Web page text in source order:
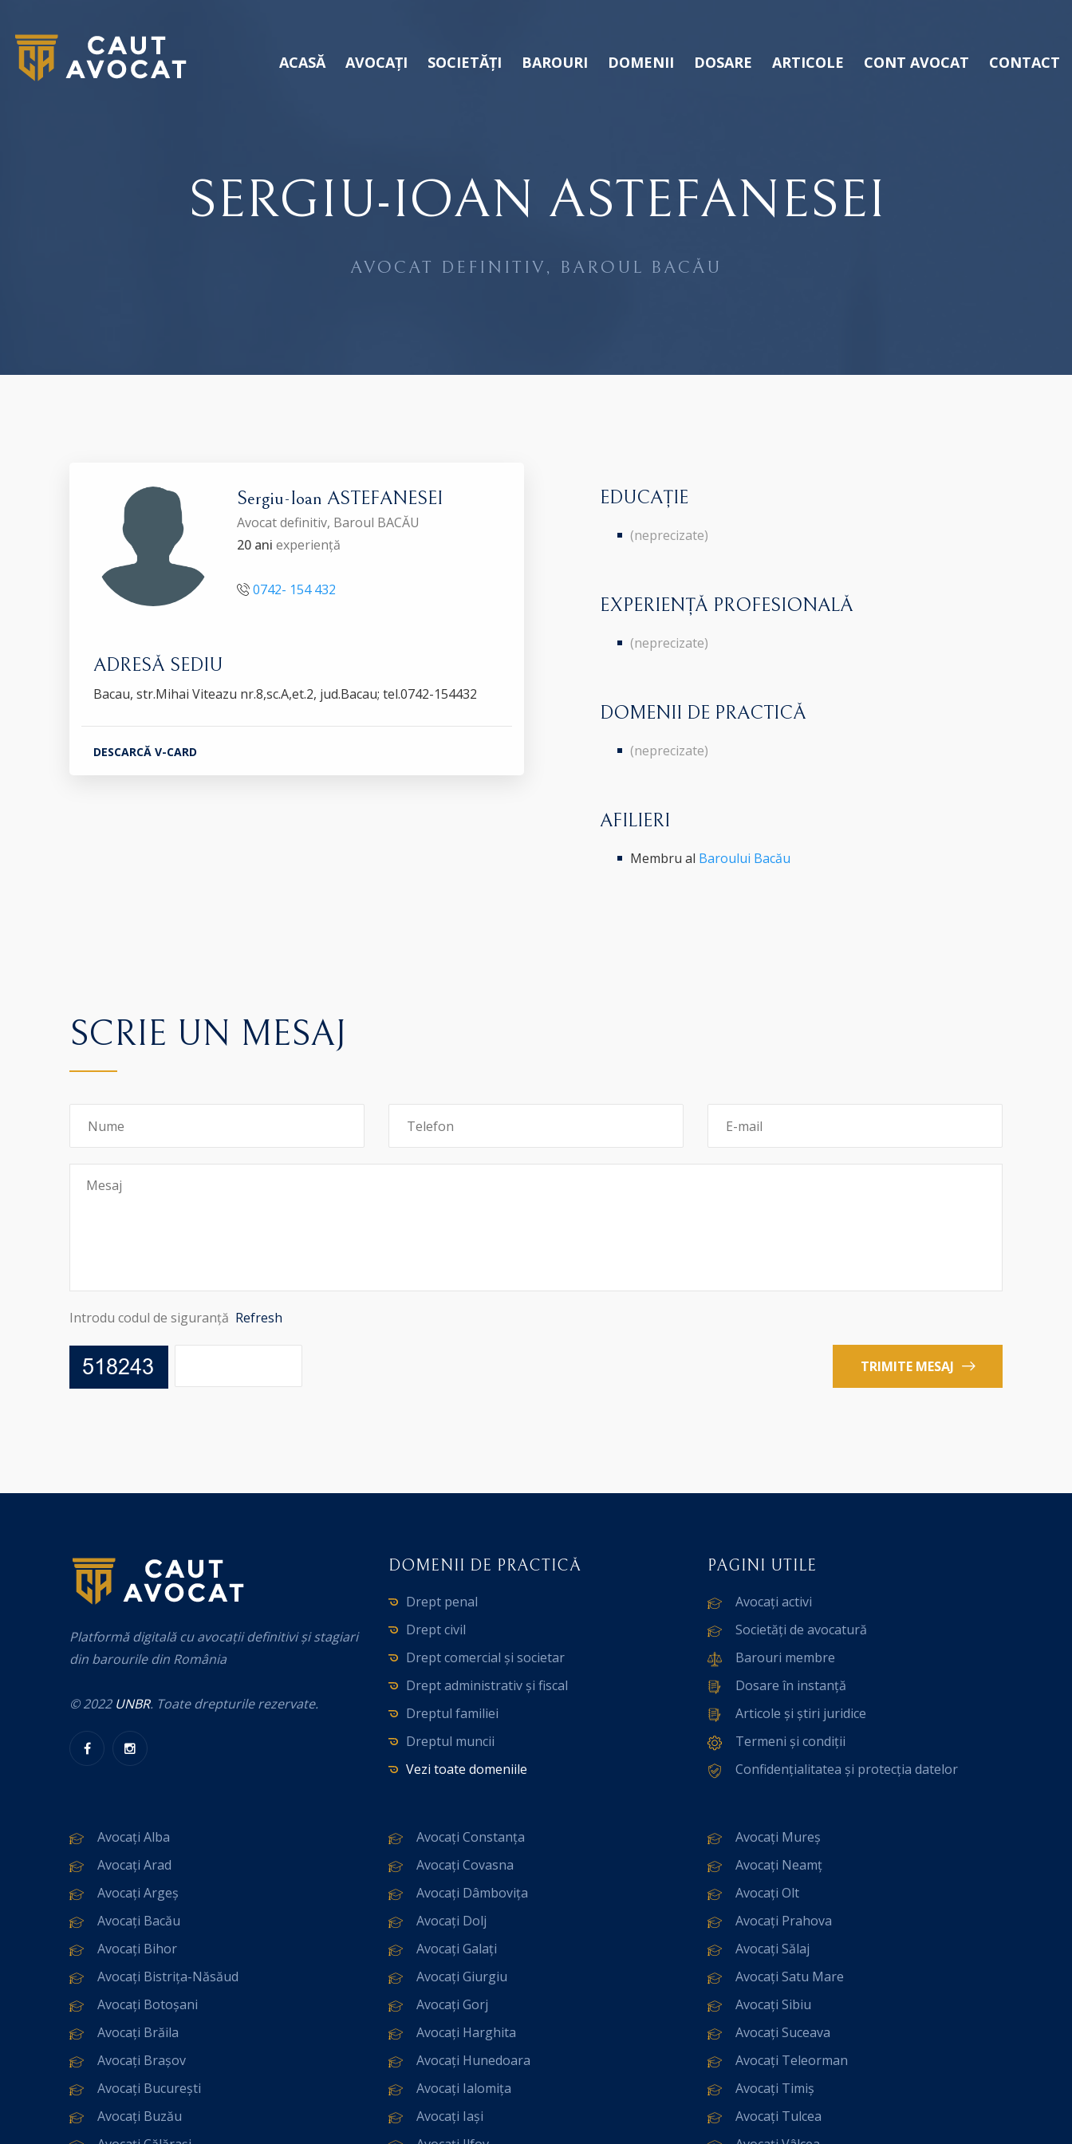
ACASĂ AVOCAȚI SOCIETĂȚI BAROURI DOMENII DOSARE ARTICOLE CONT AVOCAT CONTACT
SERGIU-IOAN ASTEFANESEI
AVOCAT DEFINITIV, BAROUL BACĂU
Sergiu-Ioan ASTEFANESEI
Avocat definitiv, Baroul BACĂU
20 ani experiență
0742- 154 432
ADRESĂ SEDIU
Bacau, str.Mihai Viteazu nr.8,sc.A,et.2, jud.Bacau; tel.0742-154432
DESCARCĂ V-CARD
EDUCAȚIE
(neprecizate)
EXPERIENȚĂ PROFESIONALĂ
(neprecizate)
DOMENII DE PRACTICĂ
(neprecizate)
AFILIERI
Membru al Baroului Bacău
SCRIE UN MESAJ
Introdu codul de siguranță Refresh
TRIMITE MESAJ
Platformă digitală cu avocații definitivi și stagiari
din barourile din România
© 2022 UNBR. Toate drepturile rezervate.
DOMENII DE PRACTICĂ
Drept penal
Drept civil
Drept comercial și societar
Drept administrativ și fiscal
Dreptul familiei
Dreptul muncii
Vezi toate domeniile
PAGINI UTILE
Avocați activi
Societăți de avocatură
Barouri membre
Dosare în instanță
Articole și știri juridice
Termeni și condiții
Confidențialitatea și protecția datelor
Avocați Alba
Avocați Arad
Avocați Argeș
Avocați Bacău
Avocați Bihor
Avocați Bistrița-Năsăud
Avocați Botoșani
Avocați Brăila
Avocați Brașov
Avocați București
Avocați Buzău
Avocați Constanța
Avocați Covasna
Avocați Dâmbovița
Avocați Dolj
Avocați Galați
Avocați Giurgiu
Avocați Gorj
Avocați Harghita
Avocați Hunedoara
Avocați Ialomița
Avocați Iași
Avocați Mureș
Avocați Neamț
Avocați Olt
Avocați Prahova
Avocați Sălaj
Avocați Satu Mare
Avocați Sibiu
Avocați Suceava
Avocați Teleorman
Avocați Timiș
Avocați Tulcea